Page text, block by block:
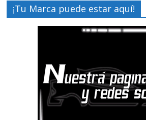
¡Tu Marca puede estar aquí!